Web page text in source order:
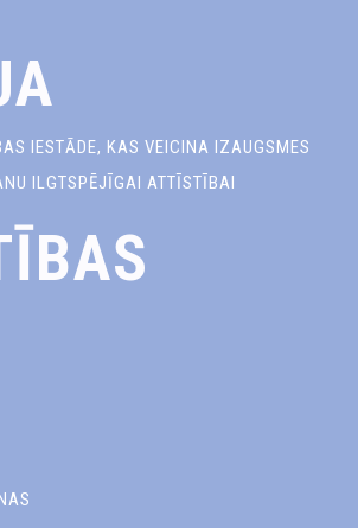
IESTĀDE, KAS VEICINA IZAUGSMES
ILGTSPĒJĪGAI ATTĪSTĪBAI